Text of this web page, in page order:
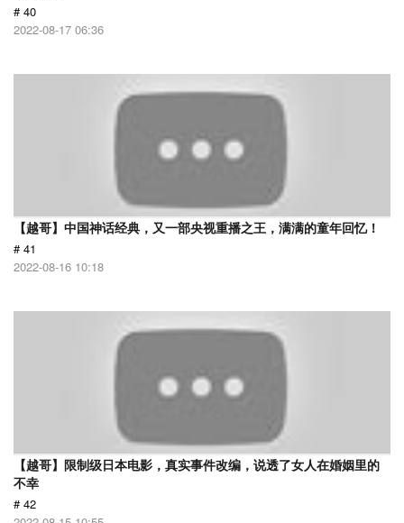
# 40
2022-08-17 06:36
【越哥】中国神话经典，又一部央视重播之王，满满的童年回忆！
# 41
2022-08-16 10:18
【越哥】限制级日本电影，真实事件改编，说透了女人在婚姻里的
不幸
# 42